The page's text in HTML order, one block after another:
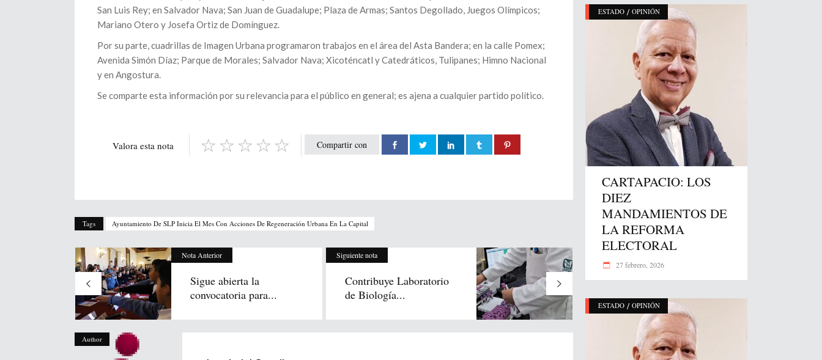
San Luis Rey; en Salvador Nava; San Juan de Guadalupe; Plaza de Armas; Santos Degollado, Juegos Olímpicos;
Mariano Otero y Josefa Ortiz de Domínguez.
Por su parte, cuadrillas de Imagen Urbana programaron trabajos en el área del Asta Bandera; en la calle Pomex;
Avenida Simón Díaz; Parque de Morales; Salvador Nava; Xicoténcatl y Catedráticos, Tulipanes; Himno Nacional
y en Angostura.
Se comparte esta información por su relevancia para el público en general; es ajena a cualquier partido político.
Compartir con
Valora esta nota
Tags Ayuntamiento De SLP Inicia El Mes Con Acciones De Regeneración Urbana En La Capital
Nota Anterior
Sigue abierta la
convocatoria para...
Siguiente nota
Contribuye Laboratorio
de Biología...
Author
ESTADO / OPINIÓN
CARTAPACIO: LOS
DIEZ
MANDAMIENTOS DE
LA REFORMA
ELECTORAL
27 febrero, 2026
ESTADO / OPINIÓN